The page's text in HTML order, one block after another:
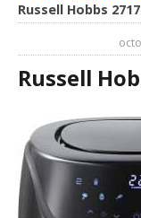
Russell Hobbs
Russell